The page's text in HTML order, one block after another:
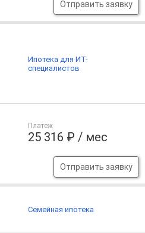
Отправить заявку
Платеж
25 316 ₽ / мес
Отправить заявку
Ипотека для ИТ-
специалистов
Семейная ипотека